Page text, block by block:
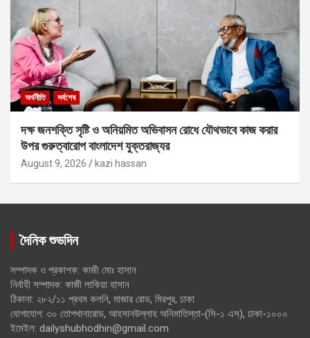
অর্থনীতি সর্বশেষ
দক্ষ জনশক্তি সৃষ্টি ও অনিয়মিত অভিবাসন রোধে যৌথভাবে কাজ করার
উপর গুরুত্বারোপ বাংলাদেশ যুক্তরাজ্যর
August 9, 2026 kazi hassan
দৈনিক শুভদিন
সম্পাদক ও প্রকাশক: কাজী মোঃ হাসান
নির্বাহী সম্পাদক: কাজী লাকিয়া হাসান
ঠিকানা: ২৮২/১১ প্রথম কলনি, মাজার রোড, মিরপুর, ঢাকা
যোগাযোগ: ৩০ তোপখানারোড, আহসানউল্লাহ অনিমাতিস্তা-(সি-১ এস), ঢাকা-১০০০
ইমেইল: dailyshubhodhin@gmail.com